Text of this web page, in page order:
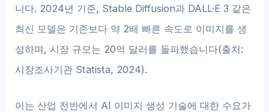
니다. 2024년 기준, Stable Diffusion과 DALL·E 3 같은
최신 모델은 기존보다 약 2배 빠른 속도로 이미지를 생
성하며, 시장 규모는 20억 달러를 돌파했습니다(출처:
시장조사기관 Statista, 2024).
이는 산업 전반에서 AI 이미지 생성 기술에 대한 수요가